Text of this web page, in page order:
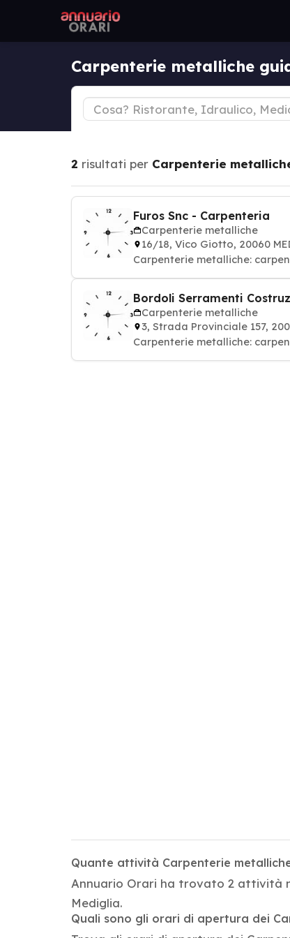
Carpenterie metalliche
2 risultati per Carpenterie
Furos Snc - Carpenteria
Carpenterie metalliche
16/18, Vico Giotto, 20060
Carpenterie metalliche:
Bordoli Serramenti
Carpenterie metalliche
3, Strada Provinciale 157,
Carpenterie metalliche:
Quante attività Carpenterie
Annuario Orari ha trovato 2 attività
Mediglia.
Quali sono gli orari di apertura dei